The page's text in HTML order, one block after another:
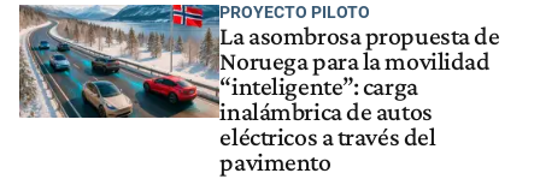
PROYECTO PILOTO
La asombrosa propuesta de
Noruega para la movilidad
“inteligente”: carga
inalámbrica de autos
eléctricos a través del
pavimento